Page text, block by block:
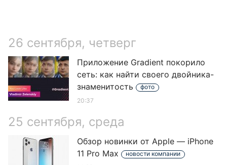
26 сентября, четверг
Приложение Gradient покорило
сеть: как найти своего двойника-
знаменитость
фото
20:37
25 сентября, среда
Обзор новинки от Apple — iPhone
11 Pro Max
новости компании